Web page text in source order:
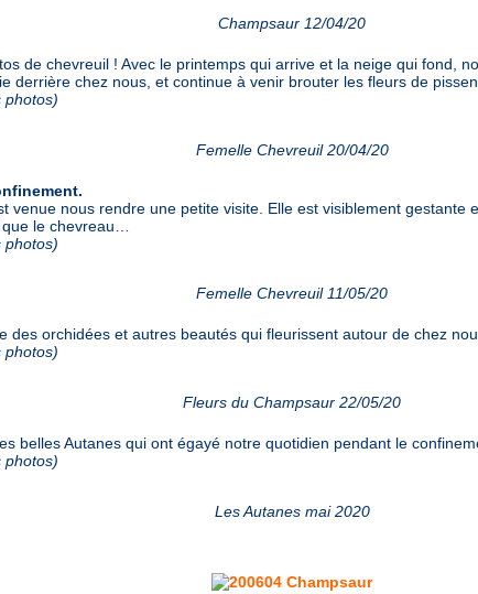
Champsaur 12/04/20
de chevreuil ! Avec le printemps qui arrive et la neige qui fond,
derrière chez nous, et continue à venir brouter les fleurs de
photos)
Femelle Chevreuil 20/04/20
venue nous rendre une petite visite. Elle est visiblement
le chevreau…
photos)
Femelle Chevreuil 11/05/20
des orchidées et autres beautés qui fleurissent autour de chez
photos)
Fleurs du Champsaur 22/05/20
belles Autanes qui ont égayé notre quotidien pendant le
photos)
Les Autanes mai 2020